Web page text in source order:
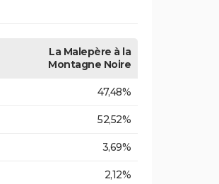
La Malepère à la
Montagne Noire
47,48%
52,52%
3,69%
2,12%